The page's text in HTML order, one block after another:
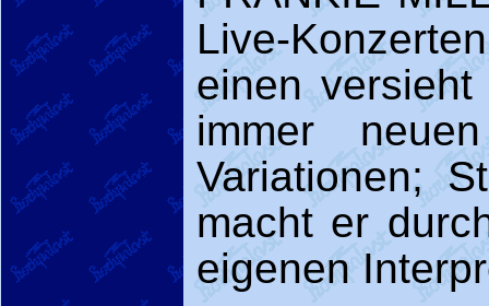
Live-
einen
immer
Variationen;
macht er
eigenen